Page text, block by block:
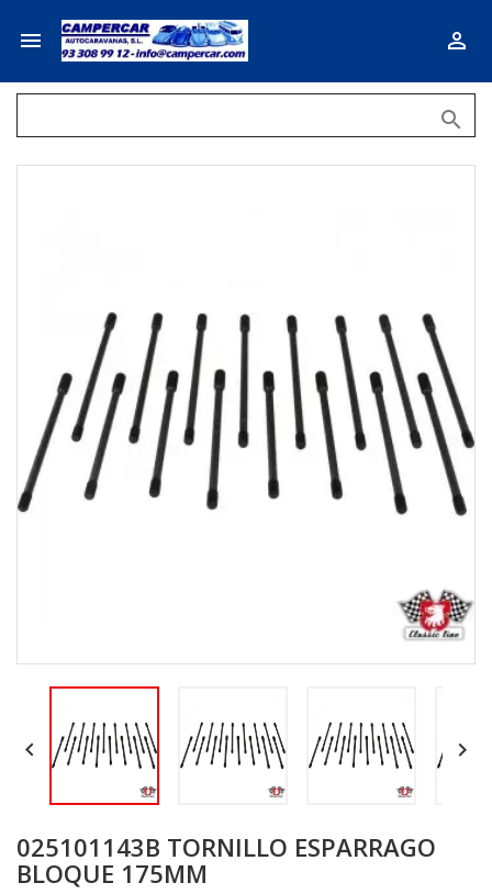
 

 
025101143B TORNILLO ESPARRAGO
BLOQUE 175MM